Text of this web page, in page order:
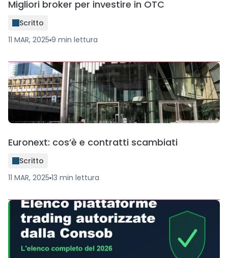
Migliori broker per investire in OTC
Scritto
11 MAR, 2025 9 min lettura
Euronext: cos’è e contratti scambiati
Scritto
11 MAR, 2025 13 min lettura